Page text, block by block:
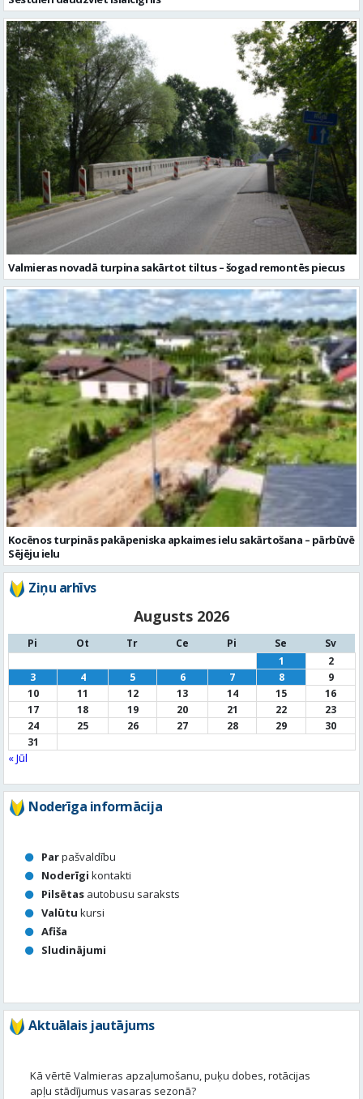
Valmieras novadā turpina sakārtot tiltus – šogad remontēs piecus
Kocēnos turpinās pakāpeniska apkaimes ielu sakārtošana – pārbūvē
Sējēju ielu
Ziņu arhīvs
Augusts 2026
Pi Ot Tr Ce Pi Se
Sv
1
2
3
4 5 6 7 8
9
10
11 12 13 14 15
16
17
18 19 20 21 22
23
24
25 26 27 28 29
30
31
« Jūl
Noderīga informācija
Parpašvaldību
Noderīgi kontakti
Pilsētas autobusu saraksts
Valūtu kursi
Afiša
Sludinājumi
Aktuālais jautājums
Kā vērtē Valmieras apzaļumošanu, puķu dobes, rotācijas
apļu stādījumus vasaras sezonā?